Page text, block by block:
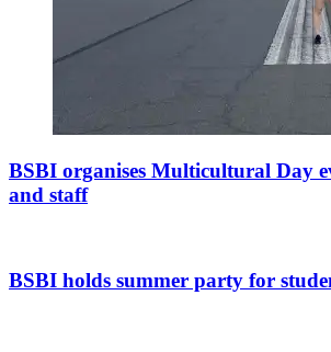
BSBI organises Multicultural Day
and staff
BSBI holds summer party for